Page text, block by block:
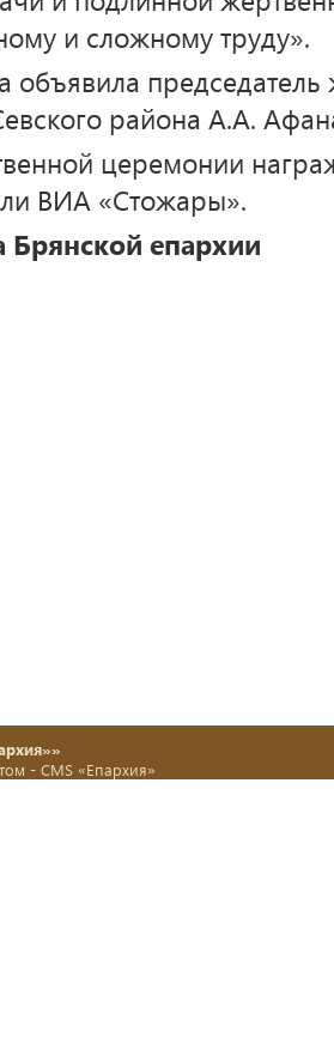
и сложному труду».
объявила
района А.А.
церемонии
ВИА «Стожары».
Брянской епархии
- CMS «Епархия»